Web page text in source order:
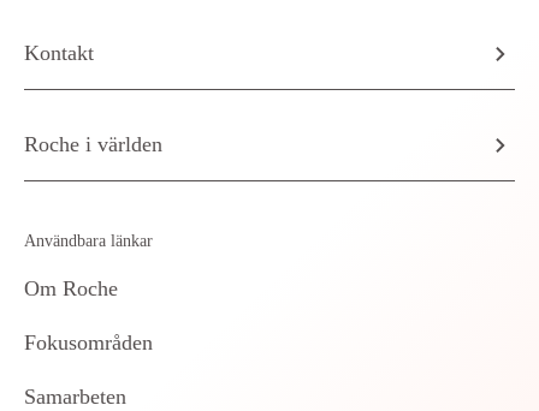
Kontakt
Roche i världen
Användbara länkar
Om Roche
Fokusområden
Samarbeten